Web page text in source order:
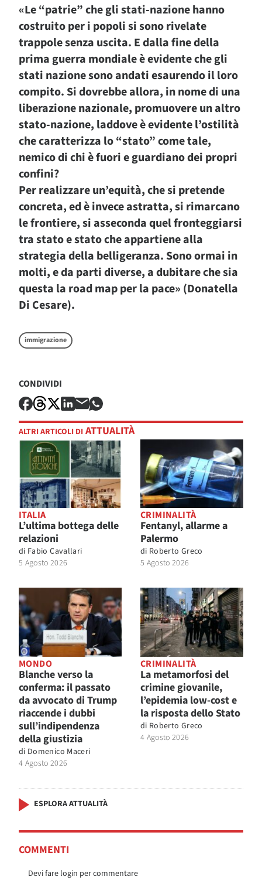
«Le “patrie” che gli stati-nazione hanno
costruito per i popoli si sono rivelate
trappole senza uscita. E dalla fine della
prima guerra mondiale è evidente che gli
stati nazione sono andati esaurendo il loro
compito. Si dovrebbe allora, in nome di una
liberazione nazionale, promuovere un altro
stato-nazione, laddove è evidente l’ostilità
che caratterizza lo “stato” come tale,
nemico di chi è fuori e guardiano dei propri
confini?
Per realizzare un’equità, che si pretende
concreta, ed è invece astratta, si rimarcano
le frontiere, si asseconda quel fronteggiarsi
tra stato e stato che appartiene alla
strategia della belligeranza. Sono ormai in
molti, e da parti diverse, a dubitare che sia
questa la road map per la pace» (Donatella
Di Cesare).
immigrazione
CONDIVIDI
ALTRI ARTICOLI DI ATTUALITÀ
ITALIA
L’ultima bottega delle
relazioni
di Fabio Cavallari
5 Agosto 2026
CRIMINALITÀ
Fentanyl, allarme a
Palermo
di Roberto Greco
5 Agosto 2026
MONDO
Blanche verso la
conferma: il passato
da avvocato di Trump
riaccende i dubbi
sull’indipendenza
della giustizia
di Domenico Maceri
4 Agosto 2026
CRIMINALITÀ
La metamorfosi del
crimine giovanile,
l’epidemia low-cost e
la risposta dello Stato
di Roberto Greco
4 Agosto 2026
ESPLORA ATTUALITÀ
COMMENTI
Devi fare login per commentare